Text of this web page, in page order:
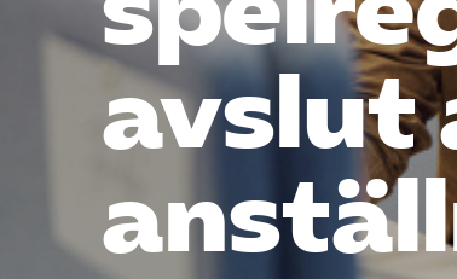
avslut